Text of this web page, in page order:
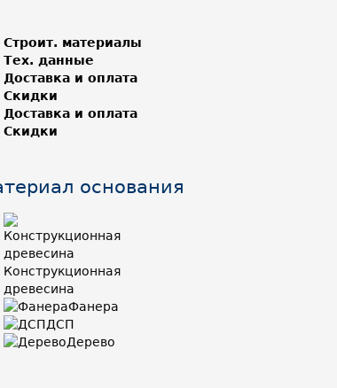
Строит. материалы
Тех. данные
Доставка и оплата
Скидки
Доставка и оплата
Скидки
основания
Конструкционная
древесина
Фанера
ДСП
Дерево